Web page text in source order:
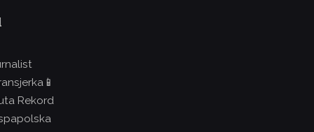
Rekord